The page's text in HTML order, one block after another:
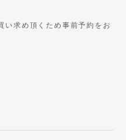
い求め頂くため事前予約をお